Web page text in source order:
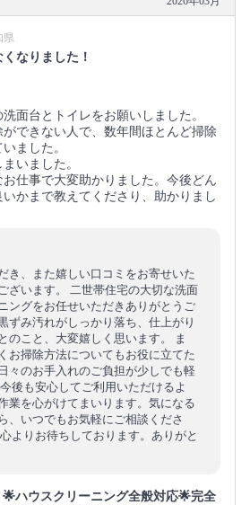
県
なりました！
面台とトイレをお願いしました。
できない人で、数年間ほとんど掃除
ました。
いました。
仕事で大変助かりました。今後どん
かまで教えてくださり、助かりまし
き、また嬉しい口コミをお寄せいた
ざいます。 二世帯住宅の大切な洗面
ングをお任せいただきありがとうご
ずみ汚れがしっかり落ち、仕上がり
のこと、大変嬉しく思います。 ま
お掃除方法についてもお役に立てた
々のお手入れのご負担が少しでも軽
後も安心してご利用いただけるよ
業を心がけてまいります。気になる
、いつでもお気軽にご相談くださ
よりお待ちしております。ありがと
🌟ハウスクリーニング全般対応🌟完全